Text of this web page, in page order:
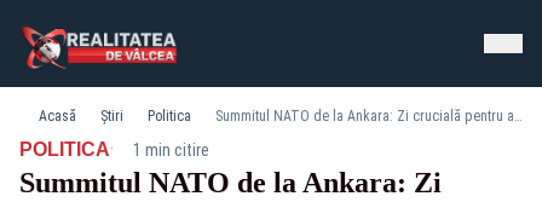
Acasă Știri Politica Summitul NATO de la Ankara: Zi crucială pentru apărarea Europei și a României
POLITICA· 1 min citire
Summitul NATO de la Ankara: Zi